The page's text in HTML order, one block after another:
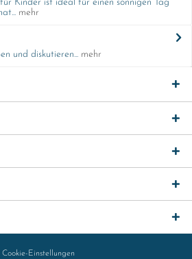
Kinder ist ideal für einen sonnigen Tag
mehr
und diskutieren... mehr
Cookie-Einstellungen